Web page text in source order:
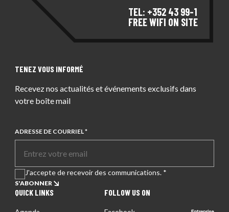
TEL: +352 43 99-1
FREE WIFI ON SITE
TENEZ VOUS INFORMÉ
Recevez nos actualités et événements exclusifs dans
votre boîte mail
ADRESSE DE COURRIEL *
J'accepte de recevoir des communications. *
S'ABONNER
QUICK LINKS FOLLOW US ON
Entreprise certifiée